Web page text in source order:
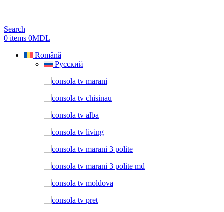
Search
0 items 0MDL
Română
Русский